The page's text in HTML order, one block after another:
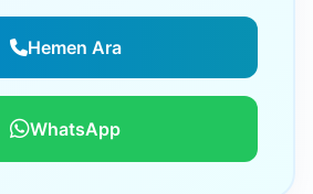
Hemen Ara
WhatsApp